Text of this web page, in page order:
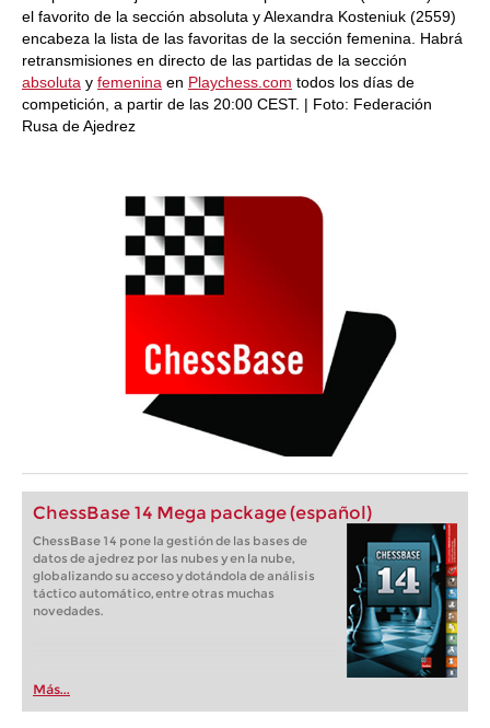
el favorito de la sección absoluta y Alexandra Kosteniuk (2559)
encabeza la lista de las favoritas de la sección femenina. Habrá
retransmisiones en directo de las partidas de la sección
absoluta y femenina en Playchess.com todos los días de
competición, a partir de las 20:00 CEST. | Foto: Federación
Rusa de Ajedrez
ChessBase 14 Mega package (español)
ChessBase 14 pone la gestión de las bases de
datos de ajedrez por las nubes y en la nube,
globalizando su acceso y dotándola de análisis
táctico automático, entre otras muchas
novedades.
Más...